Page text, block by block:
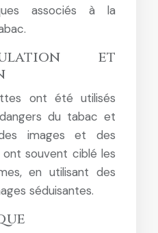
associés à la
et
ont été utilisés
du tabac et
images et des
ont souvent ciblé les
en utilisant des
séduisantes.